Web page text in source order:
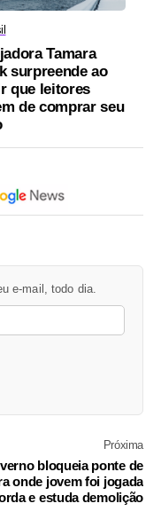
Tamara
surpreende ao
que leitores
de comprar seu
e-mail, todo dia.
Próxima
bloqueia ponte de
onde jovem foi jogada
e estuda demolição